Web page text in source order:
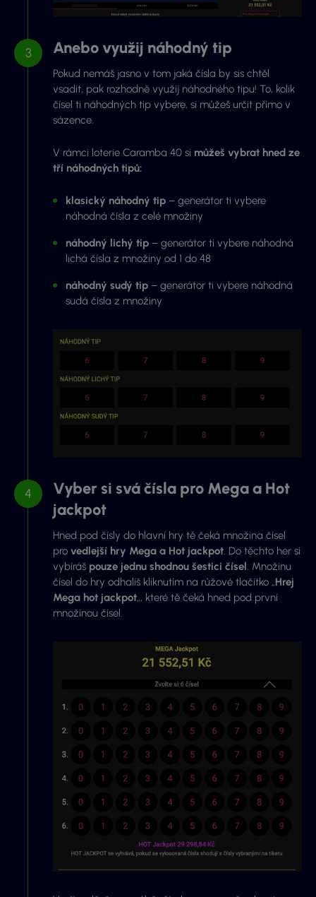
Anebo využij náhodný tip
Pokud nemáš jasno v tom jaká čísla by sis chtěl
vsadit, pak rozhodně využij náhodného tipu! To, kolik
čísel ti náhodných tip vybere, si můžeš určit přímo v
sázence.
V rámci loterie Caramba 40 si můžeš vybrat hned ze
tří náhodných tipů:
klasický náhodný tip – generátor ti vybere
náhodná čísla z celé množiny
náhodný lichý tip – generátor ti vybere náhodná
lichá čísla z množiny od 1 do 48
náhodný sudý tip – generátor ti vybere náhodná
sudá čísla z množiny
Vyber si svá čísla pro Mega a Hot
jackpot
Hned pod čísly do hlavní hry tě čeká množina čísel
pro vedlejší hry Mega a Hot jackpot. Do těchto her si
vybíráš pouze jednu shodnou šestici čísel. Množinu
čísel do hry odhalíš kliknutím na růžové tlačítko „Hrej
Mega hot jackpot„, které tě čeká hned pod první
množinou čísel.